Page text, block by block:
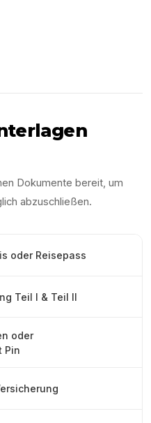
Dokumente bereit, um
abzuschließen.
oder Reisepass
Teil I & Teil II
oder
Pin